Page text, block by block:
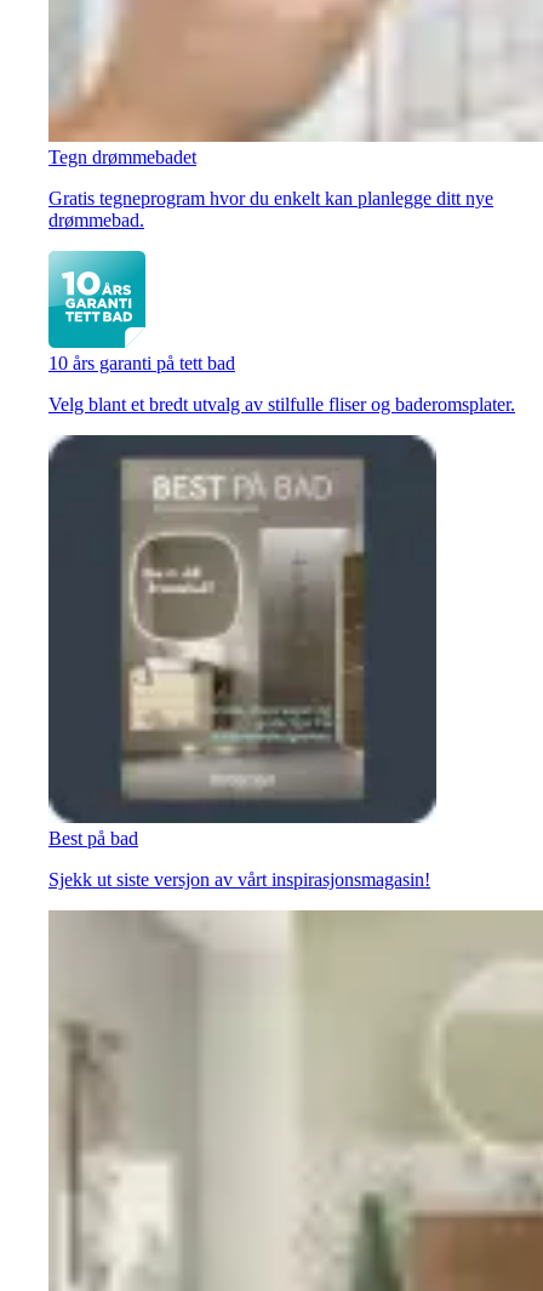
Tegn drømmebadet
Gratis tegneprogram hvor du enkelt kan planlegge ditt nye
drømmebad.
10 års garanti på tett bad
Velg blant et bredt utvalg av stilfulle fliser og baderomsplater.
Best på bad
Sjekk ut siste versjon av vårt inspirasjonsmagasin!